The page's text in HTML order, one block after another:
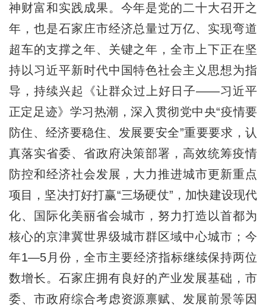
神财富和实践成果。今年是党的二十大召开之
年，也是石家庄市经济总量过万亿、实现弯道
超车的支撑之年、关键之年，全市上下正在坚
持以习近平新时代中国特色社会主义思想为指
导，持续兴起《让群众过上好日子——习近平
正定足迹》学习热潮，深入贯彻党中央“疫情要
防住、经济要稳住、发展要安全”重要要求，认
真落实省委、省政府决策部署，高效统筹疫情
防控和经济社会发展，大力推进城市更新重点
项目，坚决打好打赢“三场硬仗”，加快建设现代
化、国际化美丽省会城市，努力打造以首都为
核心的京津冀世界级城市群区域中心城市；今
年1—5月份，全市主要经济指标继续保持两位
数增长。石家庄拥有良好的产业发展基础，市
委、市政府综合考虑资源禀赋、发展前景等因